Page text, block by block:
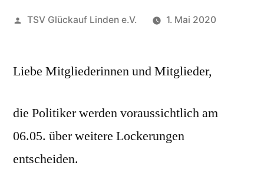
Veröffentlicht
TSV Glückauf Linden e.V. 1. Mai 2020
Liebe Mitgliederinnen und Mitglieder,
die Politiker werden voraussichtlich am
06.05. über weitere Lockerungen
entscheiden.